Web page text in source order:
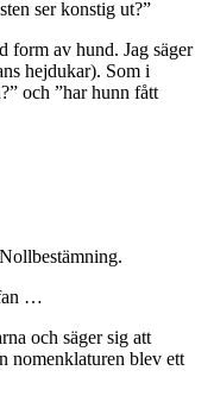
ser konstig ut?”
form av hund. Jag säger
hejdukar). Som i
och ”har hunn fått
…
och säger sig att
nomenklaturen blev ett